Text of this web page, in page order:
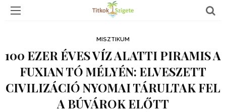
MISZTIKUM
100 EZER ÉVES VÍZ ALATTI PIRAMIS A
FUXIAN TÓ MÉLYÉN: ELVESZETT
CIVILIZÁCIÓ NYOMAI TÁRULTAK FEL
A BÚVÁROK ELŐTT